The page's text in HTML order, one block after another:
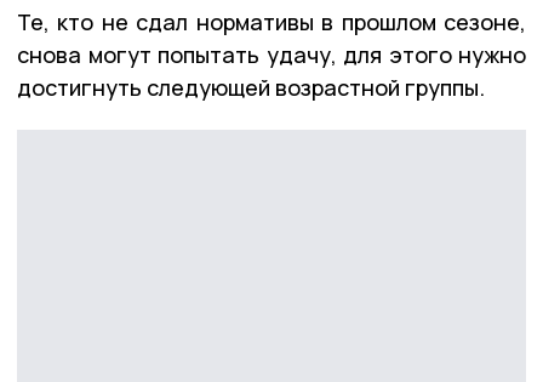
Те, кто не сдал нормативы в прошлом сезоне,
снова могут попытать удачу, для этого нужно
достигнуть следующей возрастной группы.